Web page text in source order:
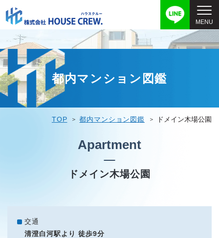
都内マンション図鑑
TOP 都内マンション図鑑 ドメイン木場公園
Apartment
ドメイン木場公園
交通
清澄白河駅より 徒歩9分